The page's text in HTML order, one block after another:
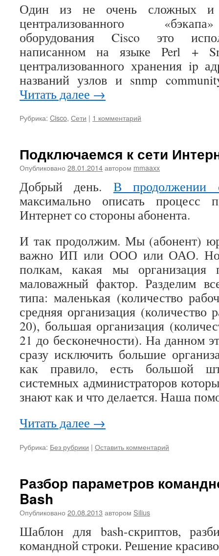
Один из не очень сложных и
централизованного
оборудования Cisco это
написанном на языке Perl +
централизованного хранения ip
названий узлов и snmp
Читать далее →
Рубрика: Cisco, Сети | 1 комментарий
Подключаемся к сети
Опубликовано 28.01.2014автором mmaaxx
Добрый день. В продолжении
максимально описать процесс
Интернет со стороны абонента.
И так продолжим. Мы (абонент)
важно ИП или ООО или ОАО. Но
полкам, какая мы
маловажный фактор. Разделим
типа: маленькая (количество
средняя организация (количество
20), большая организация
21 до бесконечности). На данном
сразу исключить большие
как правило, есть большой
системных администраторов
знают как и что делается. Наша
Читать далее →
Рубрика: Без рубрики | Оставить комментарий
Разбор параметров
Bash
Опубликовано 20.08.2013 автором Silius
Шаблон для bash-скриптов,
командной строки. Решение